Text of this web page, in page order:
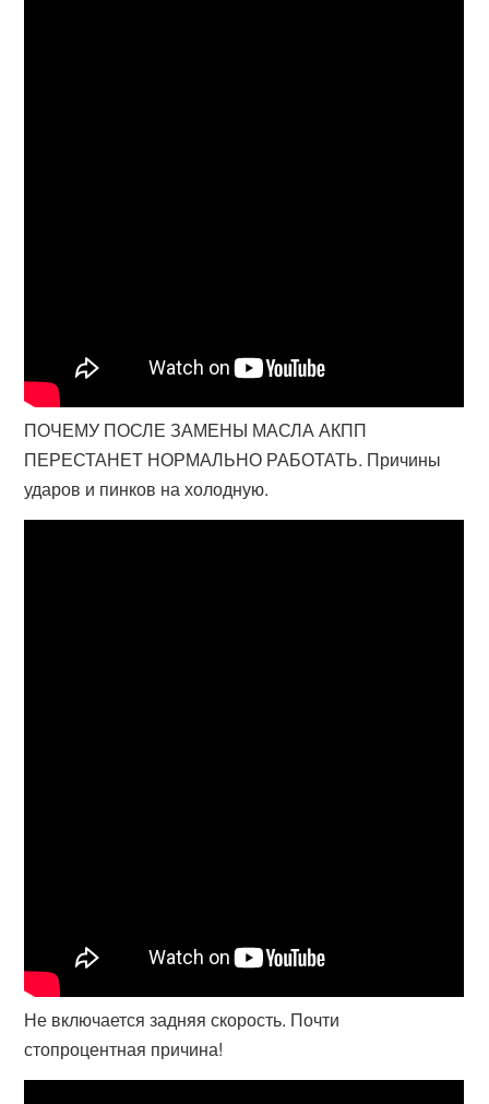
ПОЧЕМУ ПОСЛЕ ЗАМЕНЫ МАСЛА АКПП
ПЕРЕСТАНЕТ НОРМАЛЬНО РАБОТАТЬ. Причины
ударов и пинков на холодную.
Не включается задняя скорость. Почти
стопроцентная причина!